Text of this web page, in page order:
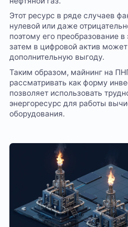
Этот ресурс в ряде случаев
нулевой или даже
поэтому его преобразование в
затем в цифровой актив
дополнительную выгоду.
Таким образом, майнинг на
рассматривать как форму
позволяет использовать
энергоресурс для работы
оборудования.